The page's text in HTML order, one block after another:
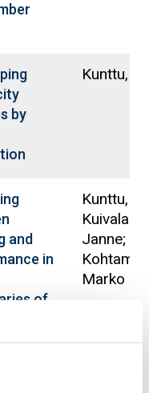
by
Kunttu,
and
in
of
Kunttu,
Janne;
Marko